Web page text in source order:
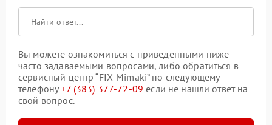
Вы можете ознакомиться с приведенными ниже
часто задаваемыми вопросами, либо обратиться в
сервисный центр “FIX-Mimaki” по следующему
телефону+7 (383) 377-72-09 если не нашли ответ на
свой вопрос.